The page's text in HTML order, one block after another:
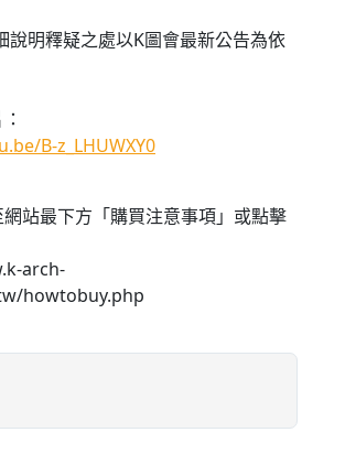
說明釋疑之處以K圖會最新公告為依
B-z_LHUWXY0
站最下方「購買注意事項」或點擊
arch-
howtobuy.php